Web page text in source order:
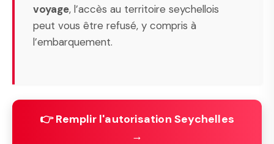
voyage, l’accès au territoire seychellois
peut vous être refusé, y compris à
l’embarquement.
👉 Remplir l'autorisation Seychelles
→